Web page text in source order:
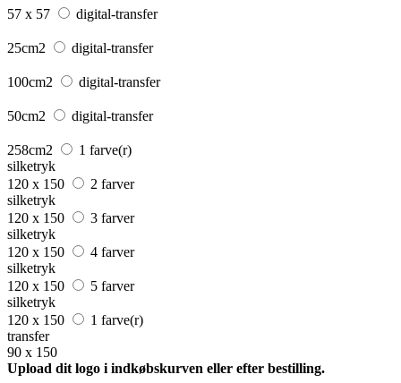
57 x 57 digital-transfer
25cm2 digital-transfer
100cm2 digital-transfer
50cm2 digital-transfer
258cm2
1 farve(r)
silketryk
120 x 150
2 farver
silketryk
120 x 150
3 farver
silketryk
120 x 150
4 farver
silketryk
120 x 150
5 farver
silketryk
120 x 150
1 farve(r)
transfer
90 x 150
Upload dit logo i indkøbskurven eller efter bestilling.